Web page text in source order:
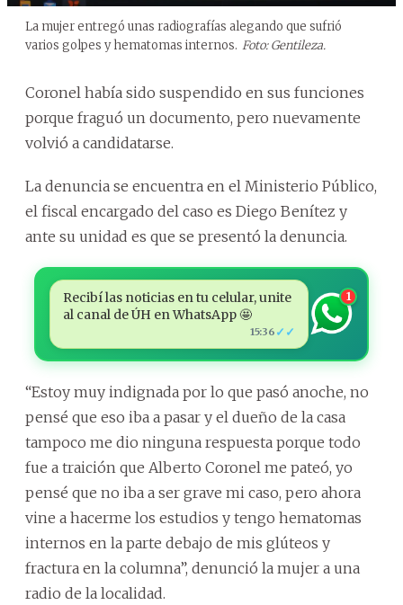
La mujer entregó unas radiografías alegando que sufrió
varios golpes y hematomas internos. Foto: Gentileza.
Coronel había sido suspendido en sus funciones
porque fraguó un documento, pero nuevamente
volvió a candidatarse.
La denuncia se encuentra en el Ministerio Público,
el fiscal encargado del caso es Diego Benítez y
ante su unidad es que se presentó la denuncia.
Recibí las noticias en tu celular, unite
al canal de ÚH en WhatsApp 🤩
15:36 ✓✓
1
“Estoy muy indignada por lo que pasó anoche, no
pensé que eso iba a pasar y el dueño de la casa
tampoco me dio ninguna respuesta porque todo
fue a traición que Alberto Coronel me pateó, yo
pensé que no iba a ser grave mi caso, pero ahora
vine a hacerme los estudios y tengo hematomas
internos en la parte debajo de mis glúteos y
fractura en la columna”, denunció la mujer a una
radio de la localidad.